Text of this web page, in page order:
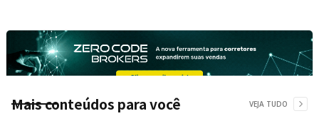
Mais conteúdos para você VEJA TUDO